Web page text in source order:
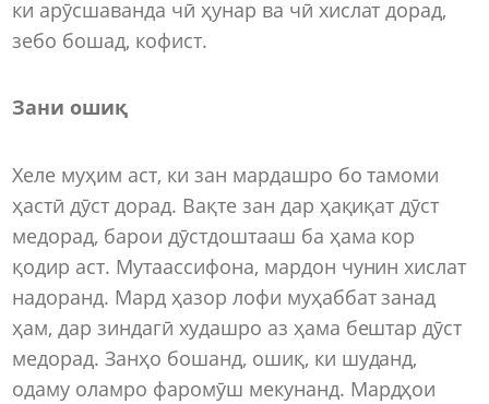
ки арӯсшаванда чӣ ҳунар ва чӣ хислат дорад,
зебо бошад, кофист.
Зани ошиқ
Хеле муҳим аст, ки зан мардашро бо тамоми
ҳастӣ дӯст дорад. Вақте зан дар ҳақиқат дӯст
медорад, барои дӯстдоштааш ба ҳама кор
қодир аст. Мутаассифона, мардон чунин хислат
надоранд. Мард ҳазор лофи муҳаббат занад
ҳам, дар зиндагӣ худашро аз ҳама бештар дӯст
медорад. Занҳо бошанд, ошиқ, ки шуданд,
одаму оламро фаромӯш мекунанд. Мардҳои